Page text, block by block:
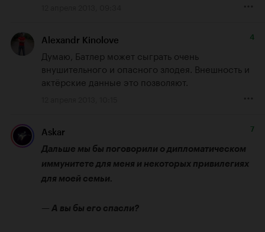
Alexandr Kinolove 4
Думаю, Батлер может сыграть очень
внушительного и опасного злодея. Внешность и
актёрские данные это позволяют.
Askar 7
Дальше мы бы поговорили о дипломатическом
иммунитете для меня и некоторых привилегиях
для моей семьи.
— А вы бы его спасли?